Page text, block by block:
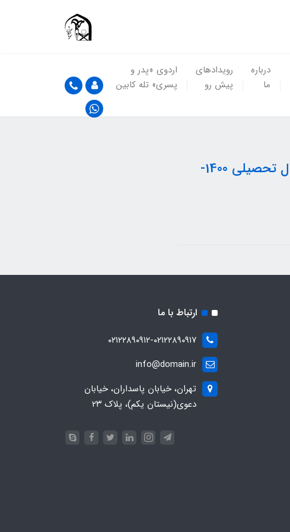
درباره
ما
رویدادهای
پیش رو
اردوی «پدر و
پسری» تله کابین
ریاضی سوم - مقایسه عدد های چهار رقمی - سال تحصیلی 1400-
ارتباط با ما
۰۲۱۲۲۸۹۰۹۱۲-۰۲۱۲۲۸۹۰۹۱۷
info@domain.ir
تهران، خیابان پاسداران، خیابان
دعوی(نیستان یکم)، پلاک ۲۳